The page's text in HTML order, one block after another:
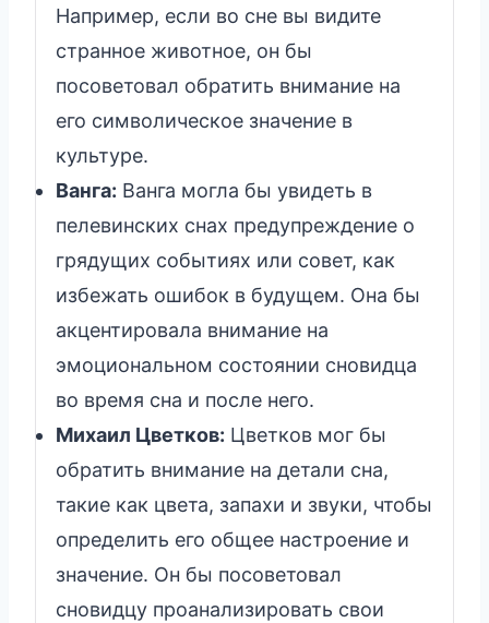
Например, если во сне вы видите
странное животное, он бы
посоветовал обратить внимание на
его символическое значение в
культуре.
Ванга: Ванга могла бы увидеть в
пелевинских снах предупреждение о
грядущих событиях или совет, как
избежать ошибок в будущем. Она бы
акцентировала внимание на
эмоциональном состоянии сновидца
во время сна и после него.
Михаил Цветков: Цветков мог бы
обратить внимание на детали сна,
такие как цвета, запахи и звуки, чтобы
определить его общее настроение и
значение. Он бы посоветовал
сновидцу проанализировать свои